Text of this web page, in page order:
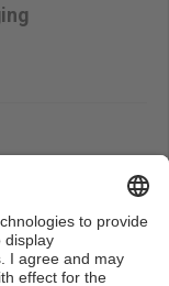
this work is
Attribution-